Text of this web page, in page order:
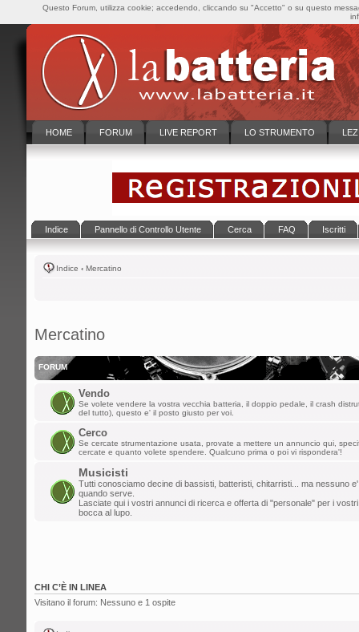
HOME FORUM LIVE REPORT LO STRUMENTO
Indice Pannello di Controllo Utente Cerca FAQ Iscritti
Indice ‹ Mercatino
Mercatino
FORUM
Vendo
Se volete vendere la vostra vecchia batteria, il doppio pedale, il crash
del tutto), questo e' il posto giusto per voi.
Cerco
Se cercate strumentazione usata, provate a mettere un annuncio qui,
cercate e quanto volete spendere. Qualcuno prima o poi vi rispondera'!
Musicisti
Tutti conosciamo decine di bassisti, batteristi, chitarristi... ma nessuno
quando serve.
Lasciate qui i vostri annunci di ricerca e offerta di "personale" per i
bocca al lupo.
CHI C’È IN LINEA
Visitano il forum: Nessuno e 1 ospite
Questo Forum, utilizza cookie; accedendo, cliccando su "Accetto" o su questo